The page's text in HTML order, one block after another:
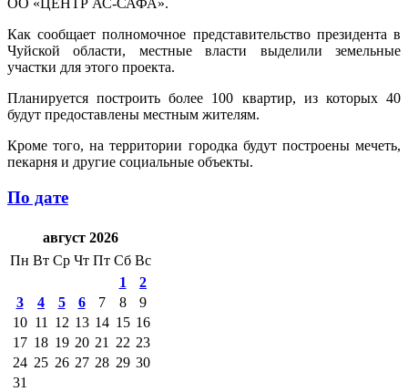
Как сообщает полномочное представительство президента в
Чуйской области, местные власти выделили земельные
участки для этого проекта.
Планируется построить более 100 квартир, из которых 40
будут предоставлены местным жителям.
Кроме того, на территории городка будут построены мечеть,
пекарня и другие социальные объекты.
По дате
август 2026
Пн Вт Ср Чт Пт Сб Вс
1
2
3
4 5 6 7 8
9
10 11 12 13 14 15 16
17 18 19 20 21 22 23
24 25 26 27 28 29 30
31